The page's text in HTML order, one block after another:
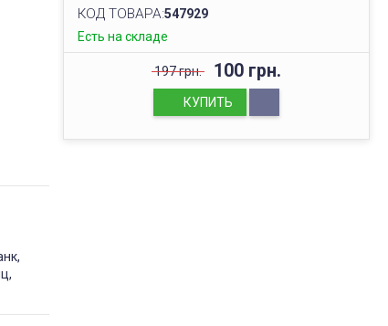
КОД ТОВАРА:547929
Есть на складе
197 грн. 100 грн.
КУПИТЬ